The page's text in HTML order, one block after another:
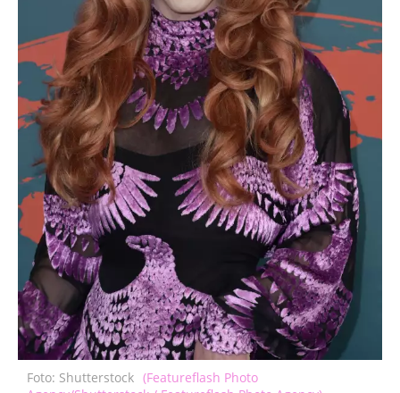
Foto: Shutterstock (Featureflash Photo